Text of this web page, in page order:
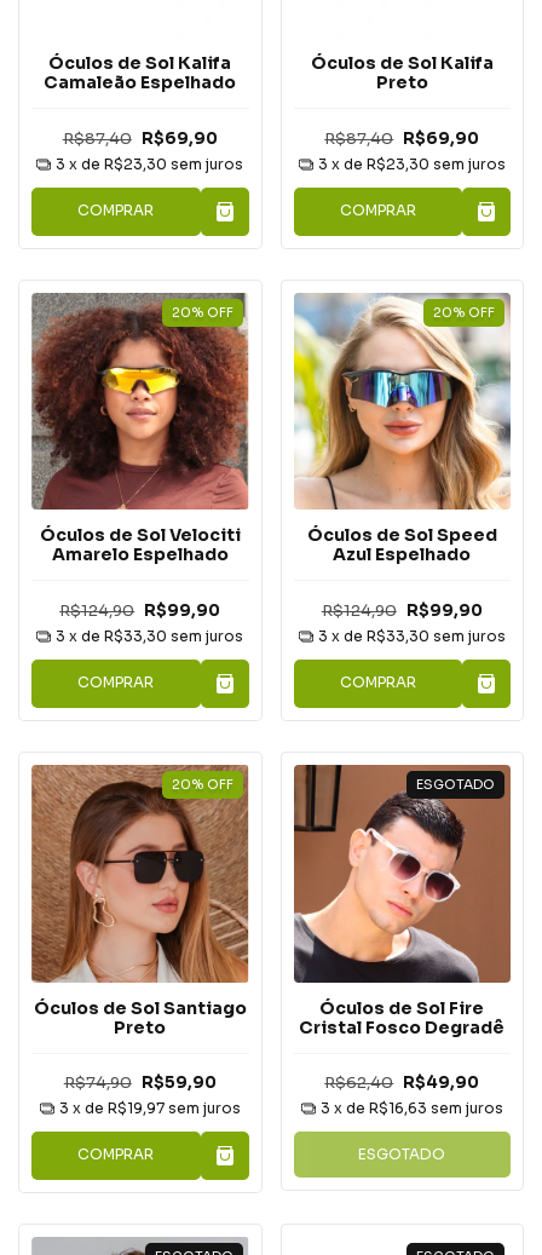
Óculos de Sol Kalifa
Camaleão Espelhado
R$87,40 R$69,90
3 x deR$23,30 sem juros
COMPRAR
Óculos de Sol Kalifa
Preto
R$87,40 R$69,90
3 x de R$23,30 sem juros
COMPRAR
20% OFF
Óculos de Sol Velociti
Amarelo Espelhado
R$124,90 R$99,90
3 x deR$33,30 sem juros
COMPRAR
20% OFF
Óculos de Sol Speed
Azul Espelhado
R$124,90 R$99,90
3 x de R$33,30 sem juros
COMPRAR
20% OFF
Óculos de Sol Santiago
Preto
R$74,90 R$59,90
3 x de R$19,97 sem juros
COMPRAR
ESGOTADO
Óculos de Sol Fire
Cristal Fosco Degradê
R$62,40 R$49,90
3 x de R$16,63 sem juros
ESGOTADO